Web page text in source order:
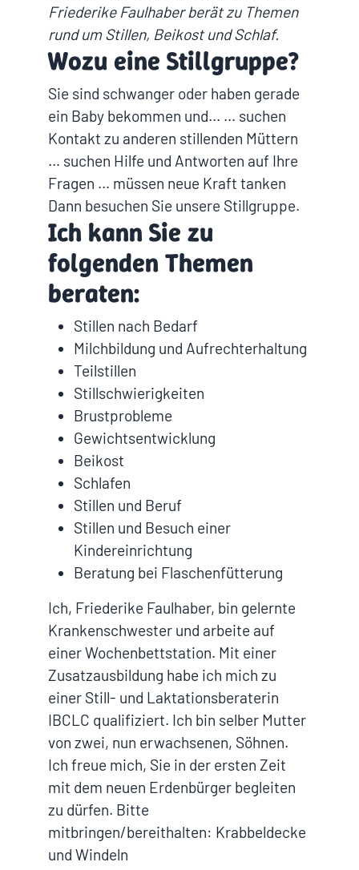
Friederike Faulhaber berät zu Themen
rund um Stillen, Beikost und Schlaf.
Wozu eine Stillgruppe?
Sie sind schwanger oder haben gerade
ein Baby bekommen und... … suchen
Kontakt zu anderen stillenden Müttern
… suchen Hilfe und Antworten auf Ihre
Fragen … müssen neue Kraft tanken
Dann besuchen Sie unsere Stillgruppe.
Ich kann Sie zu
folgenden Themen
beraten:
Stillen nach Bedarf
Milchbildung und Aufrechterhaltung
Teilstillen
Stillschwierigkeiten
Brustprobleme
Gewichtsentwicklung
Beikost
Schlafen
Stillen und Beruf
Stillen und Besuch einer
Kindereinrichtung
Beratung bei Flaschenfütterung
Ich, Friederike Faulhaber, bin gelernte
Krankenschwester und arbeite auf
einer Wochenbettstation. Mit einer
Zusatzausbildung habe ich mich zu
einer Still- und Laktationsberaterin
IBCLC qualifiziert. Ich bin selber Mutter
von zwei, nun erwachsenen, Söhnen.
Ich freue mich, Sie in der ersten Zeit
mit dem neuen Erdenbürger begleiten
zu dürfen. Bitte
mitbringen/bereithalten: Krabbeldecke
und Windeln